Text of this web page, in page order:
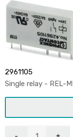
2961105
Single relay - REL-